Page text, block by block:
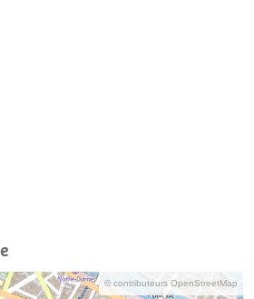
© contributeurs OpenStreetMap